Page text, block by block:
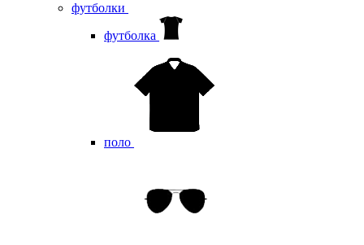
футболки
футболка
поло